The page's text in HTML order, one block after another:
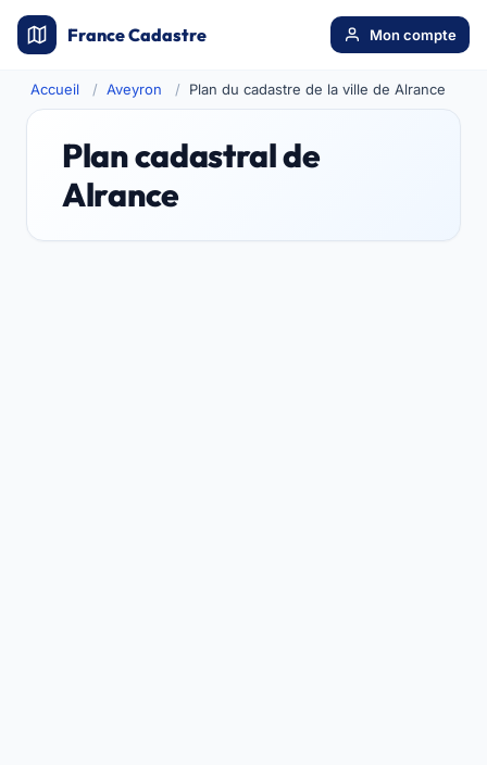
France Cadastre Mon compte
Accueil Aveyron Plan du cadastre de la ville de Alrance
Plan cadastral de
Alrance